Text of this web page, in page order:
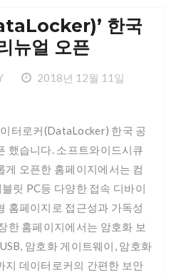
한국
뉴얼 오픈
2018년 12월 11일
터로커(DataLocker) 한국 공
했습니다. 소프트와이드시큐
게 오픈한 홈페이지에서는 컴
릿 PC등 다양한 접속 디바이
홈페이지로 접근성과 가독성
한 홈페이지에서는 암호화 보
암호화 게이트웨이, 암호화
지 데이터로커의 간편한 보안